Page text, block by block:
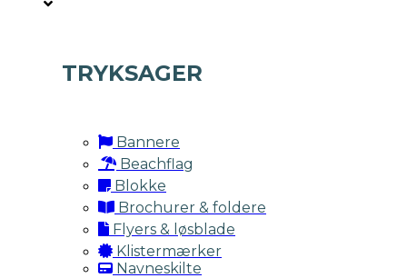
TRYKSAGER
Bannere
Beachflag
Blokke
Brochurer & foldere
Flyers & løsblade
Klistermærker
Navneskilte